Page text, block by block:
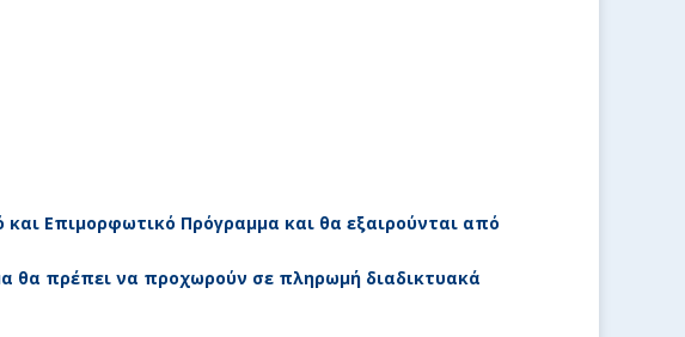
Επιμορφωτικό Πρόγραμμα και θα εξαιρούνται από
θα πρέπει να προχωρούν σε πληρωμή διαδικτυακά